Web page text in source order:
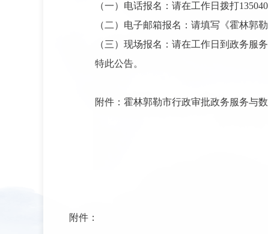
（一）电话报名：请在工作日拨打
（二）电子邮箱报名：请填写《霍林郭
（三）现场报名：请在工作日到政务服
特此公告。
附件：霍林郭勒市行政审批政务服务与
附件：